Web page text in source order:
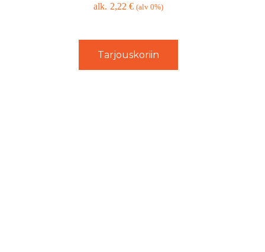
2,22€ (alv 0%)
Tarjouskoriin